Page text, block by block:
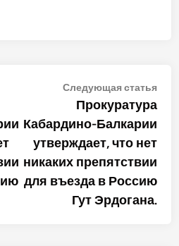
Следующая статья
Прокуратура
Кабардино-Балкарии
утверждает, что нет
никаких препятствии
для въезда в Россию
Гут Эрдогана.